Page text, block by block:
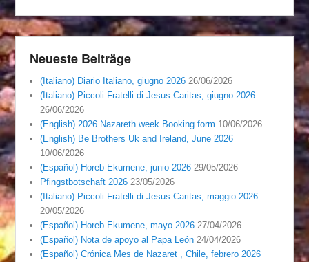
Neueste Beiträge
(Italiano) Diario Italiano, giugno 2026 26/06/2026
(Italiano) Piccoli Fratelli di Jesus Caritas, giugno 2026
26/06/2026
(English) 2026 Nazareth week Booking form 10/06/2026
(English) Be Brothers Uk and Ireland, June 2026
10/06/2026
(Español) Horeb Ekumene, junio 2026 29/05/2026
Pfingstbotschaft 2026 23/05/2026
(Italiano) Piccoli Fratelli di Jesus Caritas, maggio 2026
20/05/2026
(Español) Horeb Ekumene, mayo 2026 27/04/2026
(Español) Nota de apoyo al Papa León 24/04/2026
(Español) Crónica Mes de Nazaret , Chile, febrero 2026